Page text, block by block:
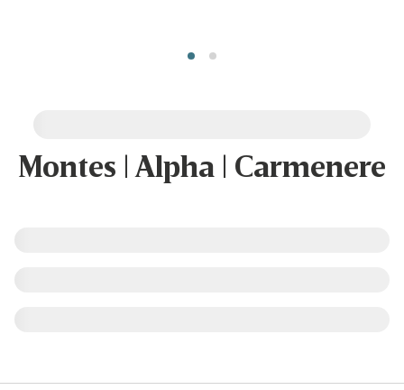
Montes | Alpha | Carmenere